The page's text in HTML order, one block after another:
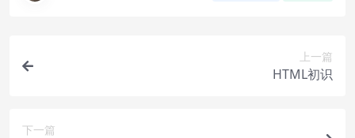
上一篇
HTML初识
下一篇